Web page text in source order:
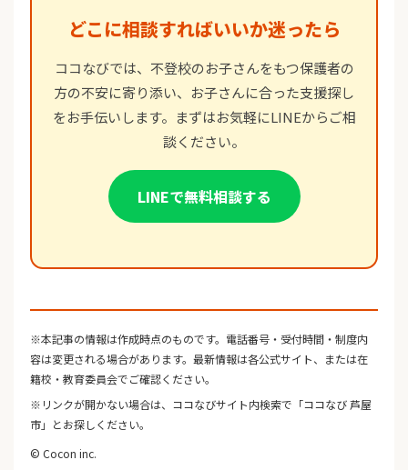
どこに相談すればいいか迷ったら
ココなびでは、不登校のお子さんをもつ保護者の
方の不安に寄り添い、お子さんに合った支援探し
をお手伝いします。まずはお気軽にLINEからご相
談ください。
LINEで無料相談する
※本記事の情報は作成時点のものです。電話番号・受付時間・制度内
容は変更される場合があります。最新情報は各公式サイト、または在
籍校・教育委員会でご確認ください。
※リンクが開かない場合は、ココなびサイト内検索で「ココなび 芦屋
市」とお探しください。
© Cocon inc.